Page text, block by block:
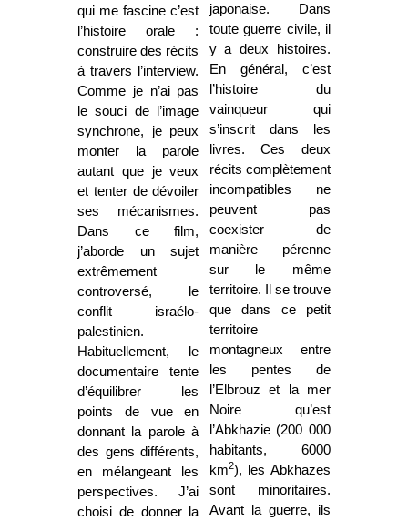
qui me fascine c’est
l’histoire orale :
construire des récits
à travers l’interview.
Comme je n’ai pas
le souci de l’image
synchrone, je peux
monter la parole
autant que je veux
et tenter de dévoiler
ses mécanismes.
Dans ce film,
j’aborde un sujet
extrêmement
controversé, le
conflit israélo-
palestinien.
Habituellement, le
documentaire tente
d’équilibrer les
points de vue en
donnant la parole à
des gens différents,
en mélangeant les
perspectives. J’ai
choisi de donner la
japonaise. Dans
toute guerre civile, il
y a deux histoires.
En général, c’est
l’histoire du
vainqueur qui
s’inscrit dans les
livres. Ces deux
récits complètement
incompatibles ne
peuvent pas
coexister de
manière pérenne
sur le même
territoire. Il se trouve
que dans ce petit
territoire
montagneux entre
les pentes de
l’Elbrouz et la mer
Noire qu’est
l’Abkhazie (200 000
habitants, 6000
km2), les Abkhazes
sont minoritaires.
Avant la guerre, ils